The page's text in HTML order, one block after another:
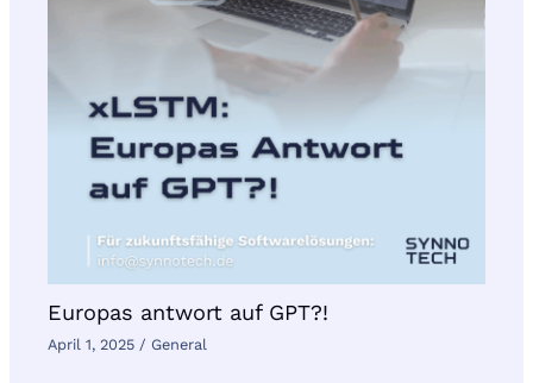
Europas antwort auf GPT?!
April 1, 2025 / General